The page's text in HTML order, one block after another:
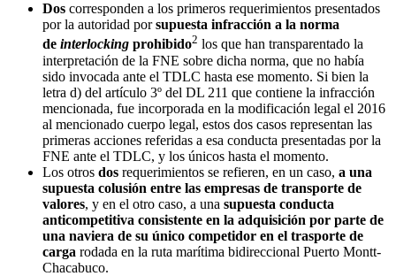
Dos corresponden a los primeros requerimientos presentados
por la autoridad porsupuesta infracción a la norma
de interlocking prohibido2 los que han transparentado la
interpretación de la FNE sobre dicha norma, que no había
sido invocada ante el TDLC hasta ese momento. Si bien la
letra d) del artículo 3º del DL 211 que contiene la infracción
mencionada, fue incorporada en la modificación legal el 2016
al mencionado cuerpo legal, estos dos casos representan las
primeras acciones referidas a esa conducta presentadas por la
FNE ante el TDLC, y los únicos hasta el momento.
Los otros dos requerimientos se refieren, en un caso, a una
supuesta colusión entre las empresas de transporte de
valores, y en el otro caso, a una supuesta conducta
anticompetitiva consistente en la adquisición por parte de
una naviera de su único competidor en el trasporte de
carga rodada en la ruta marítima bidireccional Puerto Montt-
Chacabuco.